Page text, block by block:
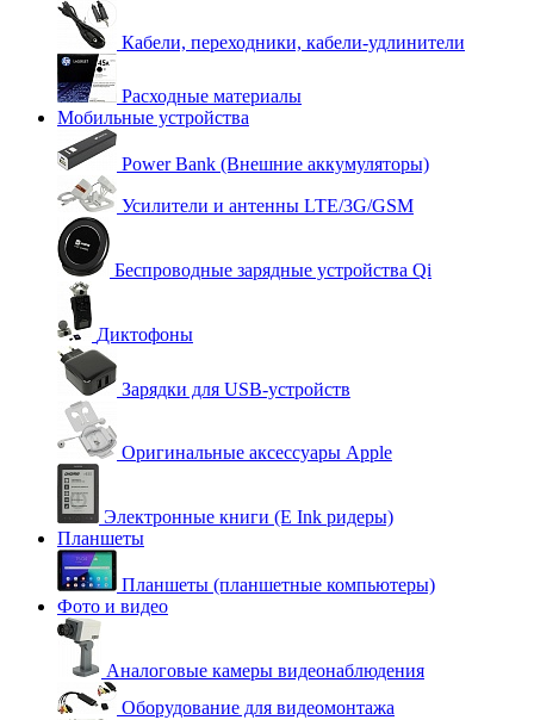
Кабели, переходники, кабели-удлинители
Расходные материалы
Мобильные устройства
Power Bank (Внешние аккумуляторы)
Усилители и антенны LTE/3G/GSM
Беспроводные зарядные устройства Qi
Диктофоны
Зарядки для USB-устройств
Оригинальные аксессуары Apple
Электронные книги (E Ink ридеры)
Планшеты
Планшеты (планшетные компьютеры)
Фото и видео
Аналоговые камеры видеонаблюдения
Оборудование для видеомонтажа